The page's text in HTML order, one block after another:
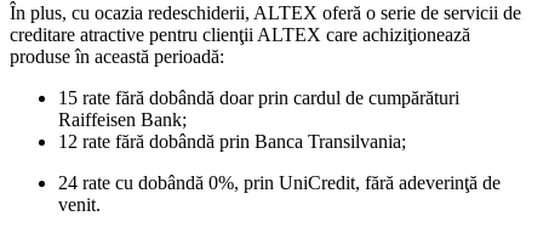
În plus, cu ocazia redeschiderii, ALTEX oferă o serie de servicii de
creditare atractive pentru clienţii ALTEX care achiziţionează
produse în această perioadă:
15 rate fără dobândă doar prin cardul de cumpărături
Raiffeisen Bank;
12 rate fără dobândă prin Banca Transilvania;
24 rate cu dobândă 0%, prin UniCredit, fără adeverinţă de
venit.